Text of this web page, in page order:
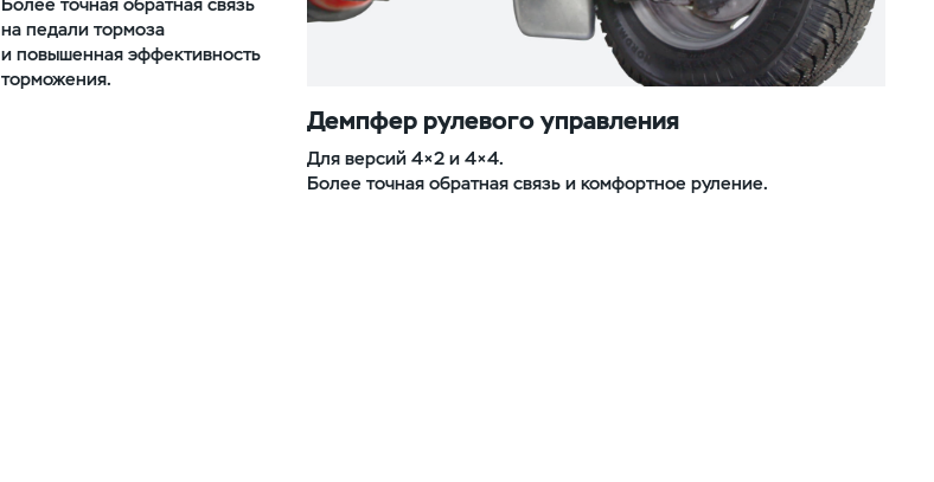
Более точная обратная связь
на педали тормоза
и повышенная эффективность
торможения.
Демпфер рулевого управления
Для версий 4×2 и 4×4.
Более точная обратная связь и комфортное руление.